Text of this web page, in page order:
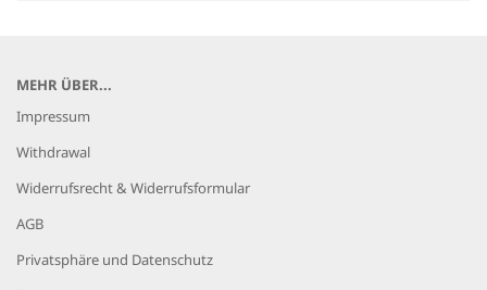
MEHR ÜBER...
Impressum
Withdrawal
Widerrufsrecht & Widerrufsformular
AGB
Privatsphäre und Datenschutz